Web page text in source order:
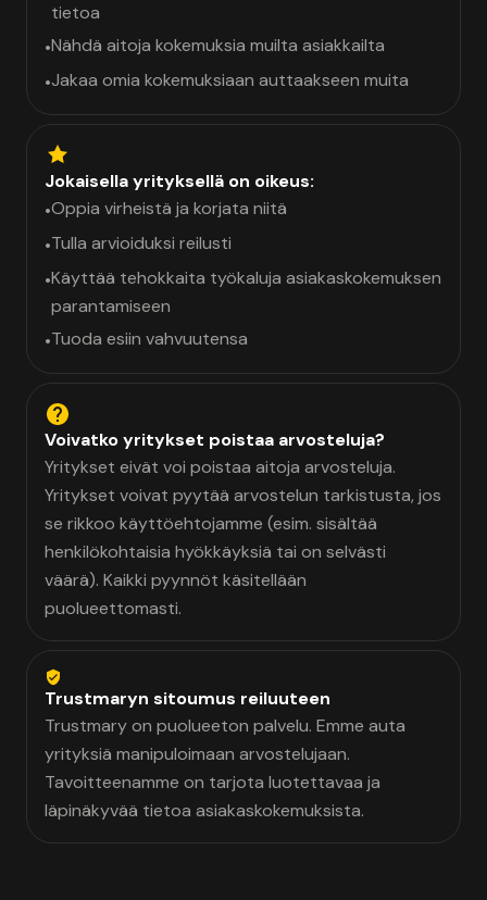
tietoa
•Nähdä aitoja kokemuksia muilta asiakkailta
•Jakaa omia kokemuksiaan auttaakseen muita
Jokaisella yrityksellä on oikeus:
•Oppia virheistä ja korjata niitä
•Tulla arvioiduksi reilusti
•Käyttää tehokkaita työkaluja asiakaskokemuksen
parantamiseen
•Tuoda esiin vahvuutensa
Voivatko yritykset poistaa arvosteluja?
Yritykset eivät voi poistaa aitoja arvosteluja.
Yritykset voivat pyytää arvostelun tarkistusta, jos
se rikkoo käyttöehtojamme (esim. sisältää
henkilökohtaisia hyökkäyksiä tai on selvästi
väärä). Kaikki pyynnöt käsitellään
puolueettomasti.
Trustmaryn sitoumus reiluuteen
Trustmary on puolueeton palvelu. Emme auta
yrityksiä manipuloimaan arvostelujaan.
Tavoitteenamme on tarjota luotettavaa ja
läpinäkyvää tietoa asiakaskokemuksista.